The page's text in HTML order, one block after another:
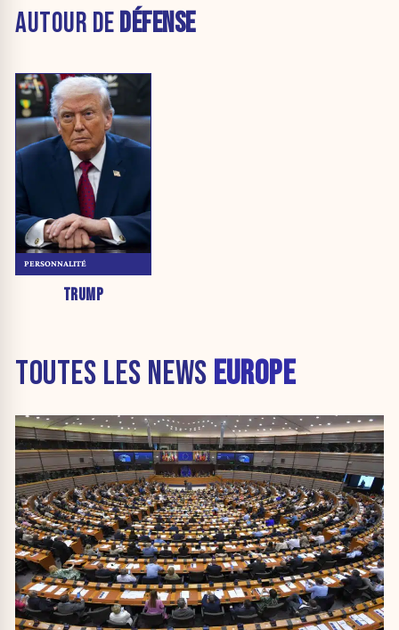
AUTOUR DEDÉFENSE
TRUMP
PERSONNALITÉ
TOUTES LES NEWS EUROPE